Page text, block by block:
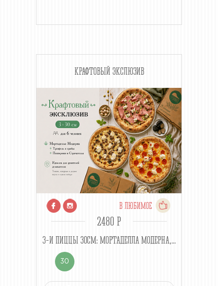
КРАФТОВЫЙ ЭКСЛЮЗИВ
В ЛЮБИМОЕ
2480 P
3-И ПИЦЦЫ 30СМ: МОРТАДЕЛЛА МОДЕРНА,...
30